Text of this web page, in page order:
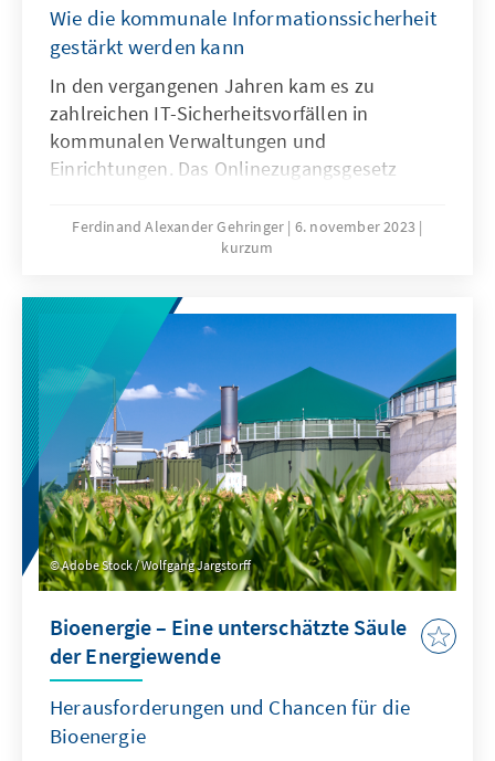
Wie die kommunale Informationssicherheit
gestärkt werden kann
In den vergangenen Jahren kam es zu
zahlreichen IT-Sicherheitsvorfällen in
kommunalen Verwaltungen und
Einrichtungen. Das Onlinezugangsgesetz
Kommunalverwaltungen, ihre Prozesse zu
digitalisieren. Immer mehr sensible Daten der
verarbeitet. In vielen der bundesweit ca.
10.900 Kommunen ist die IT-Infrastruktur
veraltet, sind die IT-Systeme nicht
ausreichend geschützt, die finanziellen Mittel
für Informationssicherheit zu gering und der
Personalbedarf viel zu hoch. Das macht
Kommunen in Deutschland zu leichten
Opfern für Angriffe.
Ferdinand Alexander Gehringer 6. november 2023
kurzum
Adobe Stock / Wolfgang Jargstorff
Bioenergie – Eine unterschätzte Säule
der Energiewende
Herausforderungen und Chancen für die
Bioenergie